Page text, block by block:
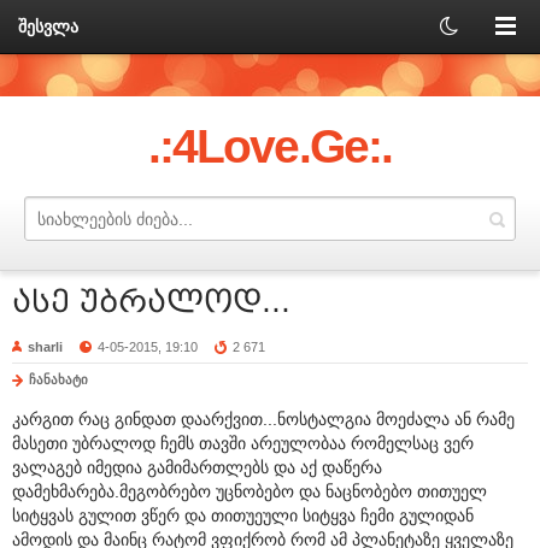
შესვლა
.:4Love.Ge:.
ასე უბრალოდ...
sharli 4-05-2015, 19:10 2 671
ჩანახატი
კარგით რაც გინდათ დაარქვით...ნოსტალგია მოეძალა ან რამე
მასეთი უბრალოდ ჩემს თავში არეულობაა რომელსაც ვერ
ვალაგებ იმედია გამიმართლებს და აქ დაწერა
დამეხმარება.მეგობრებო უცნობებო და ნაცნობებო თითუელ
სიტყვას გულით ვწერ და თითუეული სიტყვა ჩემი გულიდან
ამოდის და მაინც რატომ ვფიქრობ რომ ამ პლანეტაზე ყველაზე